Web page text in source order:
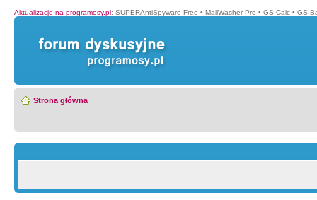
Aktualizacje na programosy.pl: SUPERAntiSpyware Free • MailWasher Pro • GS-Calc • GS-
Strona główna